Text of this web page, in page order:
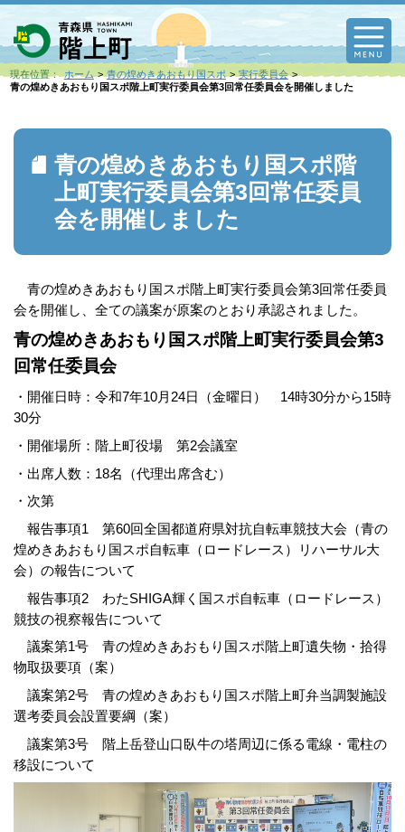
現在位置： ホーム 青の煌めきあおもり国スポ
実行委員会
青の煌めきあおもり国スポ階上町実行委員会第3回常任委員会を開催しました
青の煌めきあおもり国スポ階
上町実行委員会第3回常任委員
会を開催しました
青の煌めきあおもり国スポ階上町実行委員会第3回常任委員
会を開催し、全ての議案が原案のとおり承認されました。
青の煌めきあおもり国スポ階上町実行委員会第3
回常任委員会
・開催日時：令和7年10月24日（金曜日） 14時30分から15時
30分
・開催場所：階上町役場 第2会議室
・出席人数：18名（代理出席含む）
・次第
報告事項1 第60回全国都道府県対抗自転車競技大会（青の
煌めきあおもり国スポ自転車（ロードレース）リハーサル大
会）の報告について
報告事項2 わたSHIGA輝く国スポ自転車（ロードレース）
競技の視察報告について
議案第1号 青の煌めきあおもり国スポ階上町遺失物・拾得
物取扱要項（案）
議案第2号 青の煌めきあおもり国スポ階上町弁当調製施設
選考委員会設置要綱（案）
議案第3号 階上岳登山口臥牛の塔周辺に係る電線・電柱の
移設について